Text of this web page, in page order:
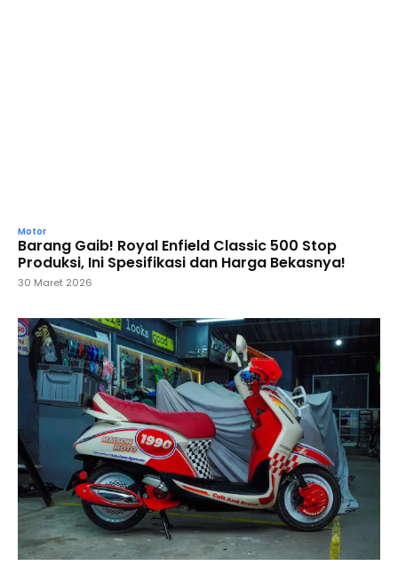
Motor
Barang Gaib! Royal Enfield Classic 500 Stop
Produksi, Ini Spesifikasi dan Harga Bekasnya!
30 Maret 2026